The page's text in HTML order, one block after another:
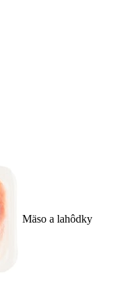
Mäso a lahôdky